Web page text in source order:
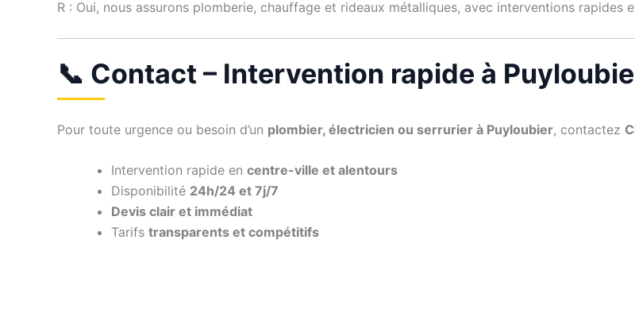
R : Oui, nous assurons plomberie, chauffage et rideaux métalliques, avec interventions rapides
📞 Contact – Intervention rapide à
Pour toute urgence ou besoin d’un plombier, électricien ou serrurier à Puyloubier, contactez
Intervention rapide en centre-ville et alentours
Disponibilité 24h/24 et 7j/7
Devis clair et immédiat
Tarifs transparents et compétitifs